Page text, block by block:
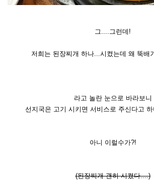
그....그런데!
저희는 된장찌개 하나...시켰는데 왜 뚝배
라고 놀란 눈으로 바라보니
선지국은 고기 시키면 서비스로 주신다고
아니 이럴수가?!
(된장찌개 괜히 시켰다....)